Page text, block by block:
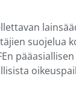
suojelua